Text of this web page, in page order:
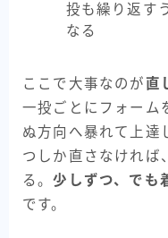
投も繰り返す
なる
ここで大事なのが直
一投ごとにフォーム
ぬ方向へ暴れて上達
つしか直さなければ
る。少しずつ、でも
です。